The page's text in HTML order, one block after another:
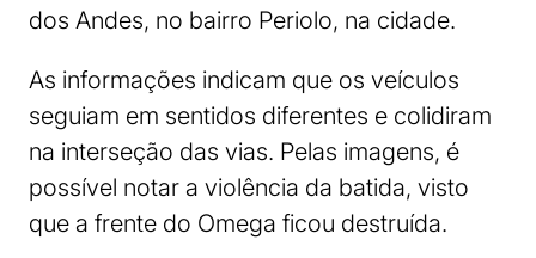
dos Andes, no bairro Periolo, na cidade.
As informações indicam que os veículos
seguiam em sentidos diferentes e colidiram
na interseção das vias. Pelas imagens, é
possível notar a violência da batida, visto
que a frente do Omega ficou destruída.